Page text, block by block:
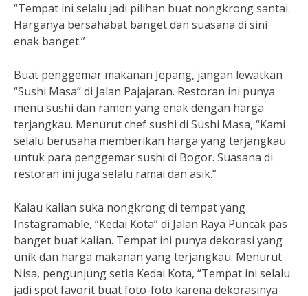
“Tempat ini selalu jadi pilihan buat nongkrong santai.
Harganya bersahabat banget dan suasana di sini
enak banget.”
Buat penggemar makanan Jepang, jangan lewatkan
“Sushi Masa” di Jalan Pajajaran. Restoran ini punya
menu sushi dan ramen yang enak dengan harga
terjangkau. Menurut chef sushi di Sushi Masa, “Kami
selalu berusaha memberikan harga yang terjangkau
untuk para penggemar sushi di Bogor. Suasana di
restoran ini juga selalu ramai dan asik.”
Kalau kalian suka nongkrong di tempat yang
Instagramable, “Kedai Kota” di Jalan Raya Puncak pas
banget buat kalian. Tempat ini punya dekorasi yang
unik dan harga makanan yang terjangkau. Menurut
Nisa, pengunjung setia Kedai Kota, “Tempat ini selalu
jadi spot favorit buat foto-foto karena dekorasinya